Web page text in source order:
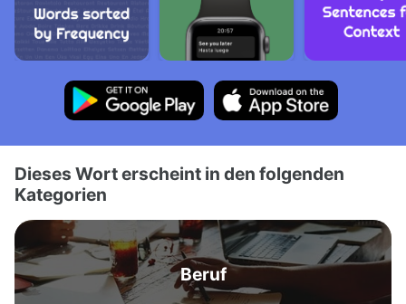
Dieses Wort erscheint in den folgenden
Kategorien
Beruf